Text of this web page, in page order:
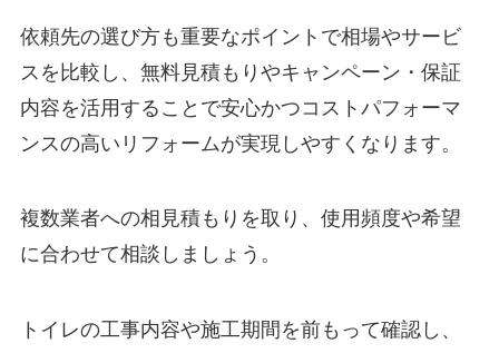
依頼先の選び方も重要なポイントで相場やサービ
スを比較し、無料見積もりやキャンペーン・保証
内容を活用することで安心かつコストパフォーマ
ンスの高いリフォームが実現しやすくなります。
複数業者への相見積もりを取り、使用頻度や希望
に合わせて相談しましょう。
トイレの工事内容や施工期間を前もって確認し、